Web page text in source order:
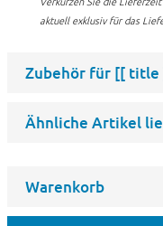
aktuell exklusiv für das
Zubehör für [[ title
Ähnliche Artikel
Warenkorb